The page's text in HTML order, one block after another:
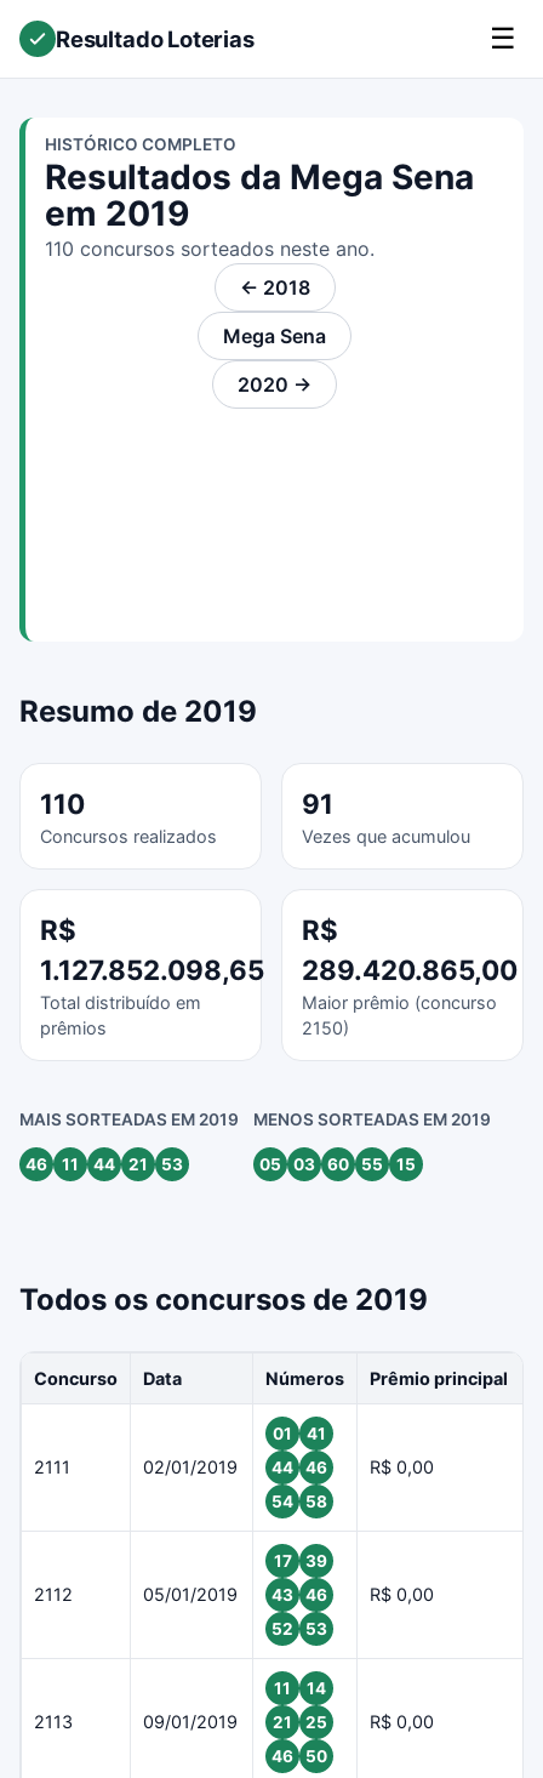
Resultado Loterias ☰
HISTÓRICO COMPLETO
Resultados da Mega Sena
em 2019
110 concursos sorteados neste ano.
← 2018
Mega Sena
2020 →
Resumo de 2019
110
Concursos realizados
91
Vezes que acumulou
R$
1.127.852.098,65
Total distribuído em
prêmios
R$
289.420.865,00
Maior prêmio (concurso
2150)
MAIS SORTEADAS EM 2019
46 11 44 21 53
MENOS SORTEADAS EM 2019
05 03 60 55 15
Todos os concursos de 2019
Concurso Data Números Prêmio principal
2111 02/01/2019
01
41
44
46
54
58
R$ 0,00
2112 05/01/2019
17
39
43
46
52
53
R$ 0,00
2113 09/01/2019
11
14
21
25
46
50
R$ 0,00